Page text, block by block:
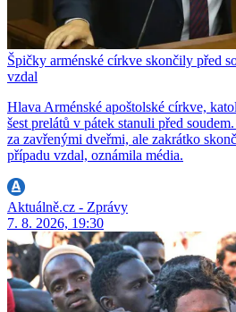
Špičky arménské církve skončily před
vzdal
Hlava Arménské apoštolské církve,
šest prelátů v pátek stanuli před
za zavřenými dveřmi, ale zakrátko
případu vzdal, oznámila média.
Aktuálně.cz - Zprávy
7. 8. 2026, 19:30